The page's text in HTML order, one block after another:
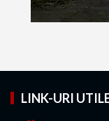
LINK-URI